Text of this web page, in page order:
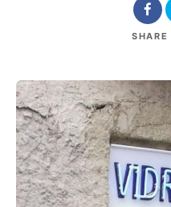
SHARE